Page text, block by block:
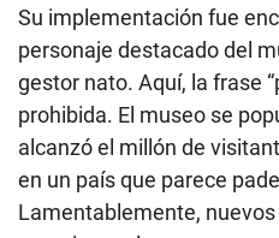
Su implementación fue
personaje destacado del
gestor nato. Aquí, la frase
prohibida. El museo se
alcanzó el millón de
en un país que parece
Lamentablemente,